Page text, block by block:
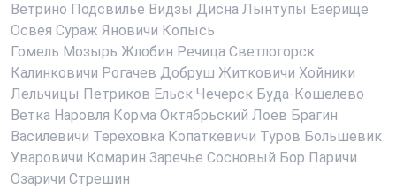
Ветрино Подсвилье Видзы Дисна Лынтупы Езерище
Освея Сураж Яновичи Копысь
Гомель Мозырь Жлобин Речица Светлогорск
Калинковичи Рогачев Добруш Житковичи Хойники
Лельчицы Петриков Ельск Чечерск Буда-Кошелево
Ветка Наровля Корма Октябрьский Лоев Брагин
Василевичи Тереховка Копаткевичи Туров Большевик
Уваровичи Комарин Заречье Сосновый Бор Паричи
Озаричи Стрешин